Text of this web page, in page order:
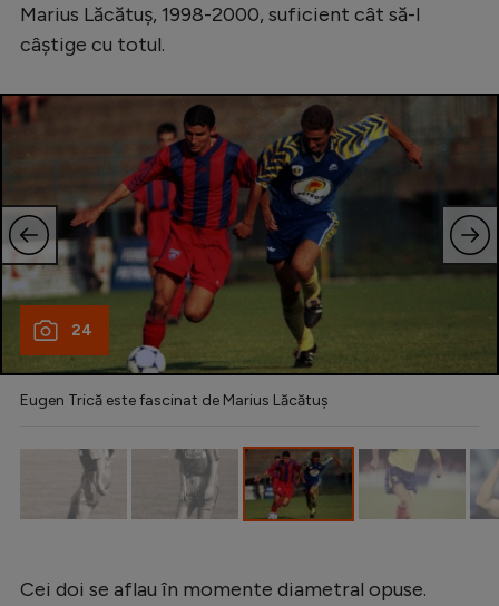
Bundesliga
Ligue 1
Campionate
Starurile fotbalului
EURO 2024
Stranieri
Clasamente
Natație
Formula 1
Auto
Marius Lăcătuș, 1998-2000, suficient cât să-l
câștige cu totul.
24
Eugen Trică este fascinat de Marius Lăcătuș
Cei doi se aflau în momente diametral opuse.